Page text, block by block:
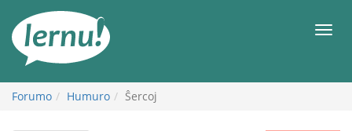
enhavo
Forumo Humuro Ŝercoj